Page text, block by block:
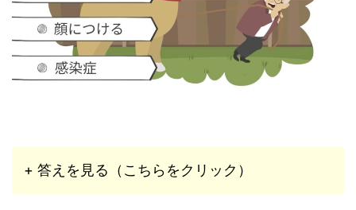
+ 答えを見る（こちらをクリック）